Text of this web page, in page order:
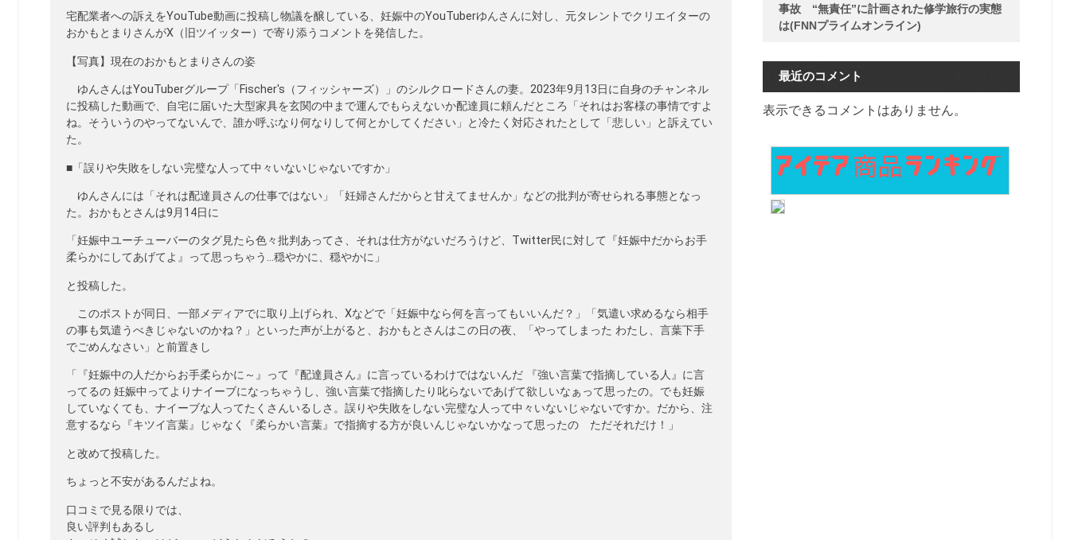
宅配業者への訴えをYouTube動画に投稿し物議を醸している、妊娠中のYouTuberゆんさんに対し、元タレントでクリエイターの
おかもとまりさんがX（旧ツイッター）で寄り添うコメントを発信した。
【写真】現在のおかもとまりさんの姿
ゆんさんはYouTuberグループ「Fischer's（フィッシャーズ）」のシルクロードさんの妻。2023年9月13日に自身のチャンネル
に投稿した動画で、自宅に届いた大型家具を玄関の中まで運んでもらえないか配達員に頼んだところ「それはお客様の事情ですよ
ね。そういうのやってないんで、誰か呼ぶなり何なりして何とかしてください」と冷たく対応されたとして「悲しい」と訴えてい
た。
■「誤りや失敗をしない完璧な人って中々いないじゃないですか」
ゆんさんには「それは配達員さんの仕事ではない」「妊婦さんだからと甘えてませんか」などの批判が寄せられる事態となっ
た。おかもとさんは9月14日に
「妊娠中ユーチューバーのタグ見たら色々批判あってさ、それは仕方がないだろうけど、Twitter民に対して『妊娠中だからお手
柔らかにしてあげてよ』って思っちゃう…穏やかに、穏やかに」
と投稿した。
このポストが同日、一部メディアでに取り上げられ、Xなどで「妊娠中なら何を言ってもいいんだ？」「気遣い求めるなら相手
の事も気遣うべきじゃないのかね？」といった声が上がると、おかもとさんはこの日の夜、「やってしまった わたし、言葉下手
でごめんなさい」と前置きし
「『妊娠中の人だからお手柔らかに～』って『配達員さん』に言っているわけではないんだ 『強い言葉で指摘している人』に言
ってるの 妊娠中ってよりナイーブになっちゃうし、強い言葉で指摘したり叱らないであげて欲しいなぁって思ったの。でも妊娠
していなくても、ナイーブな人ってたくさんいるしさ。誤りや失敗をしない完璧な人って中々いないじゃないですか。だから、注
意するなら『キツイ言葉』じゃなく『柔らかい言葉』で指摘する方が良いんじゃないかなって思ったの ただそれだけ！」
と改めて投稿した。
ちょっと不安があるんだよね。
口コミで見る限りでは、
良い評判もあるし
事故 “無責任”に計画された修学旅行の実態
は(FNNプライムオンライン)
最近のコメント
表示できるコメントはありません。